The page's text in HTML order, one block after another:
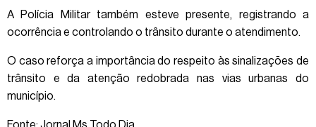
A Polícia Militar também esteve presente, registrando a
ocorrência e controlando o trânsito durante o atendimento.
O caso reforça a importância do respeito às sinalizações de
trânsito e da atenção redobrada nas vias urbanas do
município.